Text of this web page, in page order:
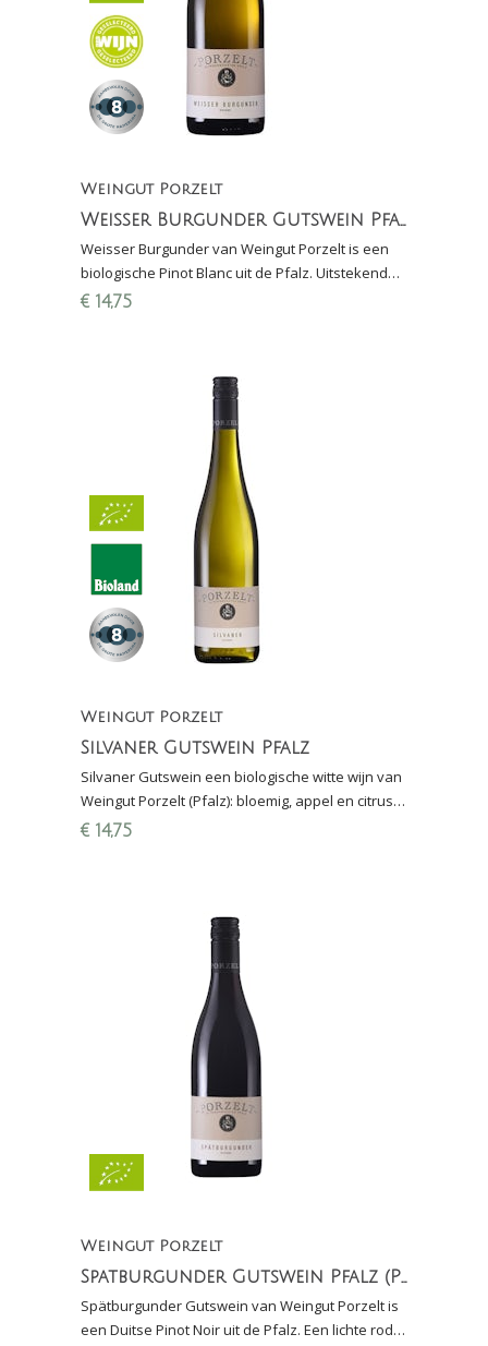
Weingut Porzelt
Weisser Burgunder Gutswein Pfalz
Weisser Burgunder van Weingut Porzelt is een
biologische Pinot Blanc uit de Pfalz. Uitstekende
witte wijn voor bij de asperges!
€ 14,75
Weingut Porzelt
Silvaner Gutswein Pfalz
Silvaner Gutswein een biologische witte wijn van
Weingut Porzelt (Pfalz): bloemig, appel en citrus,
zacht en mineraal; lekker bij asperges en
€ 14,75
Weingut Porzelt
Spatburgunder Gutswein Pfalz (Pinot Noir)
Spätburgunder Gutswein van Weingut Porzelt is
een Duitse Pinot Noir uit de Pfalz. Een lichte rode